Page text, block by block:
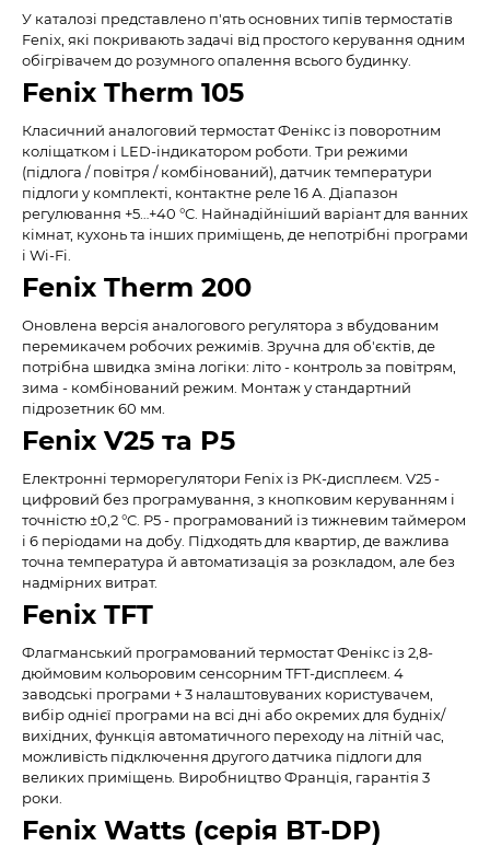
У каталозі представлено п'ять основних типів термостатів
Fenix, які покривають задачі від простого керування одним
обігрівачем до розумного опалення всього будинку.
Fenix Therm 105
Класичний аналоговий термостат Фенікс із поворотним
коліщатком і LED-індикатором роботи. Три режими
(підлога / повітря / комбінований), датчик температури
підлоги у комплекті, контактне реле 16 А. Діапазон
регулювання +5…+40 °C. Найнадійніший варіант для ванних
кімнат, кухонь та інших приміщень, де непотрібні програми
і Wi-Fi.
Fenix Therm 200
Оновлена версія аналогового регулятора з вбудованим
перемикачем робочих режимів. Зручна для об'єктів, де
потрібна швидка зміна логіки: літо - контроль за повітрям,
зима - комбінований режим. Монтаж у стандартний
підрозетник 60 мм.
Fenix V25 та P5
Електронні терморегулятори Fenix із РК-дисплеєм. V25 -
цифровий без програмування, з кнопковим керуванням і
точністю ±0,2 °C. P5 - програмований із тижневим таймером
і 6 періодами на добу. Підходять для квартир, де важлива
точна температура й автоматизація за розкладом, але без
надмірних витрат.
Fenix TFT
Флагманський програмований термостат Фенікс із 2,8-
дюймовим кольоровим сенсорним TFT-дисплеєм. 4
заводські програми + 3 налаштовуваних користувачем,
вибір однієї програми на всі дні або окремих для будніх/
вихідних, функція автоматичного переходу на літній час,
можливість підключення другого датчика підлоги для
великих приміщень. Виробництво Франція, гарантія 3
роки.
Fenix Watts (серія BT-DP)